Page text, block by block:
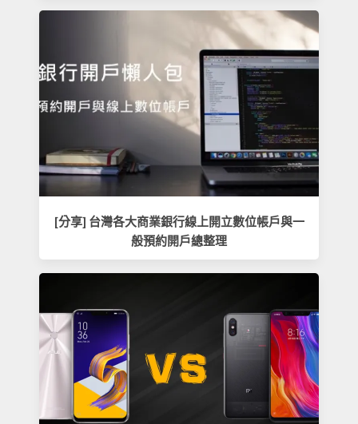
[分享] 台灣各大商業銀行線上開立數位帳戶與一
般預約開戶總整理